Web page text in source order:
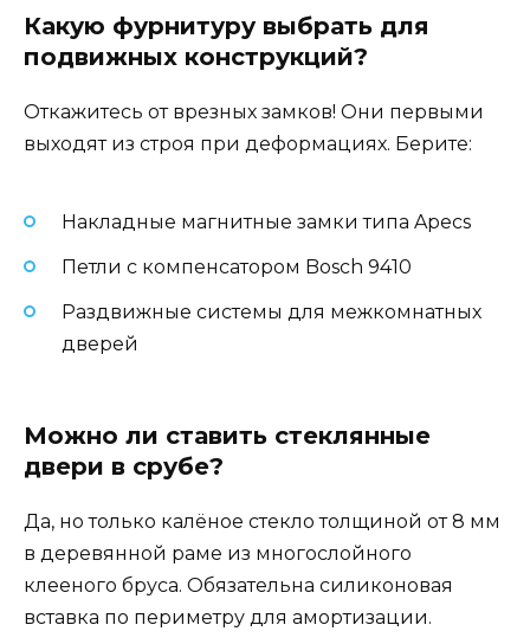
Какую фурнитуру выбрать для
подвижных конструкций?
Откажитесь от врезных замков! Они первыми
выходят из строя при деформациях. Берите:
Накладные магнитные замки типа Apecs
Петли с компенсатором Bosch 9410
Раздвижные системы для межкомнатных
дверей
Можно ли ставить стеклянные
двери в срубе?
Да, но только калёное стекло толщиной от 8 мм
в деревянной раме из многослойного
клееного бруса. Обязательна силиконовая
вставка по периметру для амортизации.